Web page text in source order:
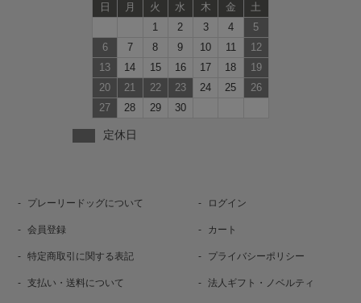
日 月 火 水 木 金
土
1
2 3 4
5
6
7 8 9 10 11
12
13
14 15 16 17 18
19
20
21 22 23 24 25
26
27
28 29 30
定休日
プレーリードッグについて ログイン
会員登録 カート
特定商取引に関する表記 プライバシーポリシー
支払い・送料について 法人ギフト・ノベルティ